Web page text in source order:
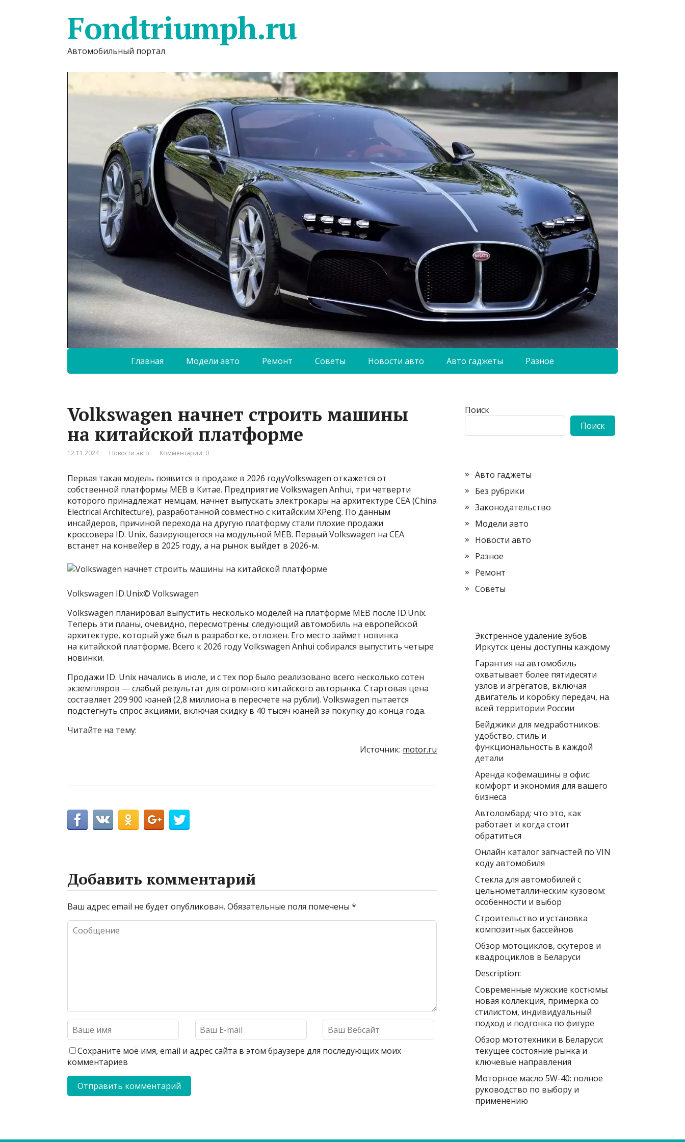
Fondtriumph.ru
Автомобильный портал
Главная Модели авто Ремонт Советы Новости авто Авто гаджеты Разное
Volkswagen начнет строить машины
на китайской платформе
12.11.2024 Новости авто Комментарии: 0
Первая такая модель появится в продаже в 2026 годуVolkswagen откажется от
собственной платформы MEB в Китае. Предприятие Volkswagen Anhui, три четверти
которого принадлежат немцам, начнет выпускать электрокары на архитектуре CEA (China
Electrical Architecture), разработанной совместно с китайским XPeng. По данным
инсайдеров, причиной перехода на другую платформу стали плохие продажи
кроссовера ID. Unix, базирующегося на модульной MEB. Первый Volkswagen на CEA
встанет на конвейер в 2025 году, а на рынок выйдет в 2026-м.
Volkswagen ID.Unix© Volkswagen
Volkswagen планировал выпустить несколько моделей на платформе MEB после ID.Unix.
Теперь эти планы, очевидно, пересмотрены: следующий автомобиль на европейской
архитектуре, который уже был в разработке, отложен. Его место займет новинка
на китайской платформе. Всего к 2026 году Volkswagen Anhui собирался выпустить четыре
новинки.
Продажи ID. Unix начались в июле, и с тех пор было реализовано всего несколько сотен
экземпляров — слабый результат для огромного китайского авторынка. Стартовая цена
составляет 209 900 юаней (2,8 миллиона в пересчете на рубли). Volkswagen пытается
подстегнуть спрос акциями, включая скидку в 40 тысяч юаней за покупку до конца года.
Читайте на тему:
Источник: motor.ru
Добавить комментарий
Ваш адрес email не будет опубликован. Обязательные поля помечены *
Сохраните моё имя, email и адрес сайта в этом браузере для последующих моих
комментариев
Поиск
Поиск
Авто гаджеты
Без рубрики
Законодательство
Модели авто
Новости авто
Разное
Ремонт
Советы
Экстренное удаление зубов
Иркутск цены доступны каждому
Гарантия на автомобиль
охватывает более пятидесяти
узлов и агрегатов, включая
двигатель и коробку передач, на
всей территории России
Бейджики для медработников:
удобство, стиль и
функциональность в каждой
детали
Аренда кофемашины в офис:
комфорт и экономия для вашего
бизнеса
Автоломбард: что это, как
работает и когда стоит
обратиться
Онлайн каталог запчастей по VIN
коду автомобиля
Стекла для автомобилей с
цельнометаллическим кузовом:
особенности и выбор
Строительство и установка
композитных бассейнов
Обзор мотоциклов, скутеров и
квадроциклов в Беларуси
Description:
Современные мужские костюмы:
новая коллекция, примерка со
стилистом, индивидуальный
подход и подгонка по фигуре
Обзор мототехники в Беларуси:
текущее состояние рынка и
ключевые направления
Моторное масло 5W-40: полное
руководство по выбору и
применению